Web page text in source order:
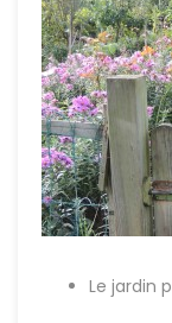
Le jardin